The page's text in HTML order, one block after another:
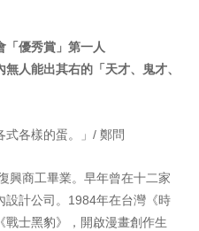
「優秀賞」第一人
人能出其右的「天才、鬼才、
式各樣的蛋。」/ 鄭問
興商工畢業。早年曾在十二家
設計公司。1984年在台灣《時
士黑豹》，開啟漫畫創作生